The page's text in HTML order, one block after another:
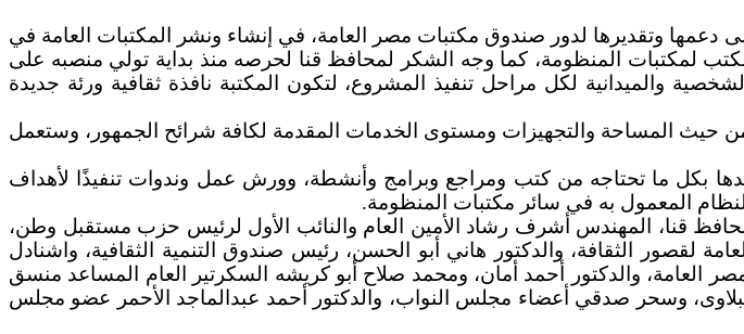
دعمها وتقديرها لدور صندوق مكتبات مصر العامة، في إنشاء ونشر المكتبات العامة في
لمكتبات المنظومة، كما وجه الشكر لمحافظ قنا لحرصه منذ بداية تولي منصبه على
والميدانية لكل مراحل تنفيذ المشروع، لتكون المكتبة نافذة ثقافية ورئة جديدة
حيث المساحة والتجهيزات ومستوى الخدمات المقدمة لكافة شرائح الجمهور، وستعمل
بكل ما تحتاجه من كتب ومراجع وبرامج وأنشطة، وورش عمل وندوات تنفيذًا لأهداف
قنا، المهندس أشرف رشاد الأمين العام والنائب الأول لرئيس حزب مستقبل وطن،
لقصور الثقافة، والدكتور هاني أبو الحسن، رئيس صندوق التنمية الثقافية، واشنادل
والدكتور أحمد أمان، ومحمد صلاح أبو كريشه السكرتير العام المساعد منسق
وسحر صدقي أعضاء مجلس النواب، والدكتور أحمد عبدالماجد الأحمر عضو مجلس